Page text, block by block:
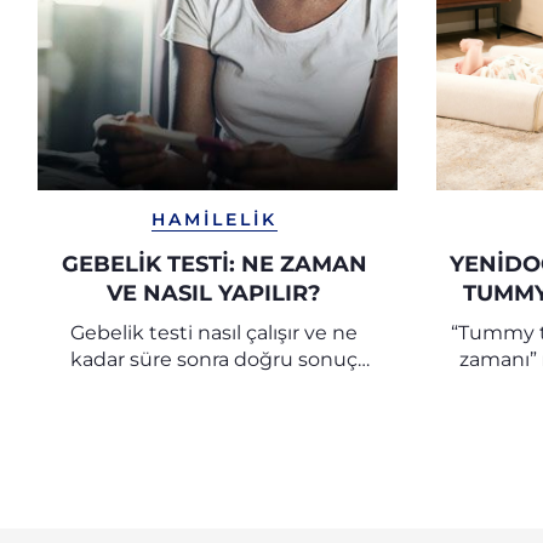
HAMILELIK
GEBELİK TESTİ: NE ZAMAN
VE NASIL YAPILIR?
Gebelik testi nasıl çalışır ve ne
kadar süre sonra doğru sonuç
“Tummy